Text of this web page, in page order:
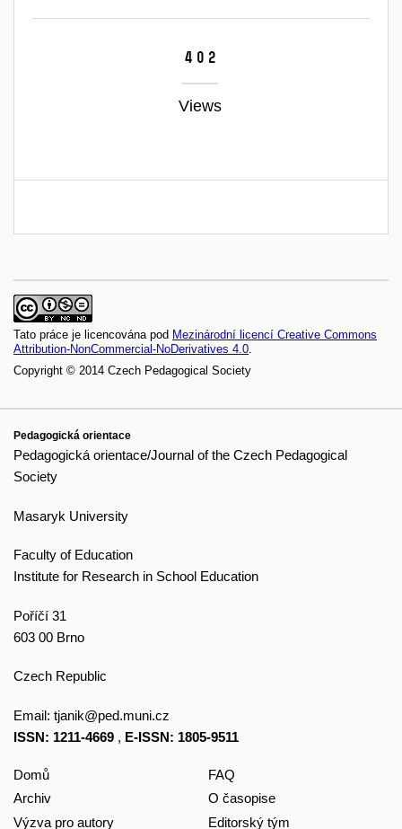
402
Views
Tato práce je licencována pod Mezinárodní licencí Creative Commons
Attribution-NonCommercial-NoDerivatives 4.0.
Copyright © 2014 Czech Pedagogical Society
Pedagogická orientace
Pedagogická orientace/Journal of the Czech Pedagogical
Society
Masaryk University
Faculty of Education
Institute for Research in School Education
Poříčí 31
603 00 Brno
Czech Republic
Email: tjanik@ped.muni.cz
ISSN: 1211-4669 , E-ISSN: 1805-9511
Domů
Archiv
Výzva pro autory
FAQ
O časopise
Editorský tým